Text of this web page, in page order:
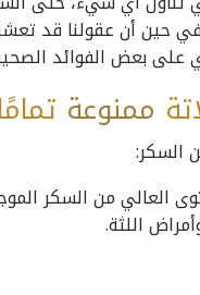
في حين أن عقولنا قد
على بعض الفوائد
ممنوعة
السكر:
العالي من السكر
اللثة.